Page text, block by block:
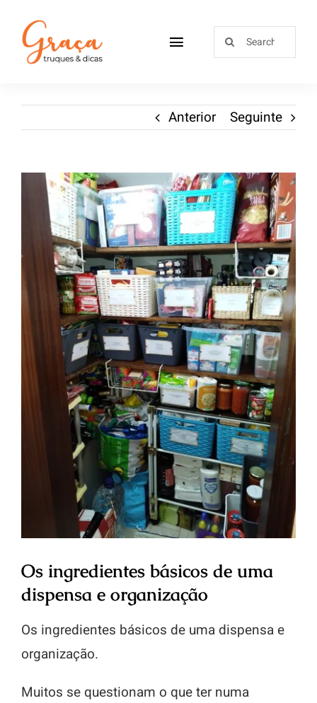
Receitas
Sobre
Blog
Contactos
Anterior Seguinte
Os ingredientes básicos de uma
dispensa e organização
Os ingredientes básicos de uma dispensa e
organização.
Muitos se questionam o que ter numa